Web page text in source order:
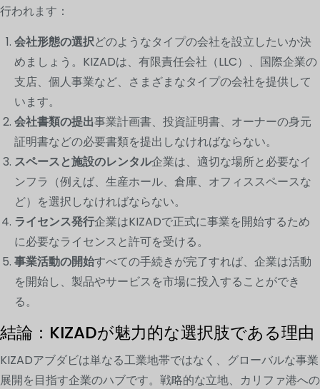
行われます：
会社形態の選択どのようなタイプの会社を設立したいか決
めましょう。KIZADは、有限責任会社（LLC）、国際企業の
支店、個人事業など、さまざまなタイプの会社を提供して
います。
会社書類の提出事業計画書、投資証明書、オーナーの身元
証明書などの必要書類を提出しなければならない。
スペースと施設のレンタル企業は、適切な場所と必要なイ
ンフラ（例えば、生産ホール、倉庫、オフィススペースな
ど）を選択しなければならない。
ライセンス発行企業はKIZADで正式に事業を開始するため
に必要なライセンスと許可を受ける。
事業活動の開始すべての手続きが完了すれば、企業は活動
を開始し、製品やサービスを市場に投入することができ
る。
結論：KIZADが魅力的な選択肢である理由
KIZADアブダビは単なる工業地帯ではなく、グローバルな事業
展開を目指す企業のハブです。戦略的な立地、カリファ港への